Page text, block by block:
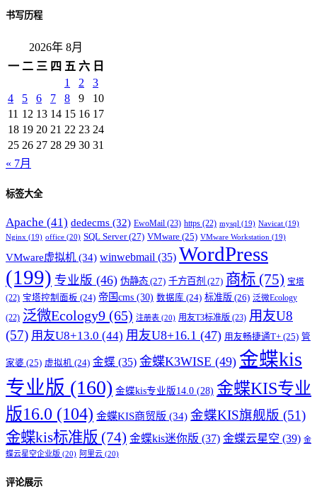
书写历程
2026年 8月
一 二 三 四 五 六 日
1
2
3
4
5 6 7 8 9
10
11 12 13 14 15 16 17
18 19 20 21 22 23 24
25 26 27 28 29 30 31
« 7月
标签大全
Apache (41) dedecms (32) EwoMail (23) https (22) mysql (19) Navicat (19)
Nginx (19) office (20) SQL Server(27) VMware (25) VMware Workstation (19)
VMware虚拟机 (34) winwebmail (35) WordPress
(199) 专业版 (46) 伪静态 (27) 千方百剂 (27) 商标 (75) 宝塔
(22) 宝塔控制面板 (24) 帝国cms (30) 数据库 (24) 标准版 (26) 泛微Ecology
(22) 泛微Ecology9 (65) 注册表 (20) 用友T3标准版 (23) 用友U8
(57) 用友U8+13.0 (44) 用友U8+16.1 (47) 用友畅捷通T+ (25) 管
家婆 (25) 虚拟机 (24) 金蝶 (35) 金蝶K3WISE (49) 金蝶kis
专业版 (160) 金蝶kis专业版14.0 (28) 金蝶KIS专业
版16.0 (104) 金蝶KIS商贸版 (34) 金蝶KIS旗舰版 (51)
金蝶kis标准版 (74) 金蝶kis迷你版 (37) 金蝶云星空 (39) 金
蝶云星空企业版 (20) 阿里云 (20)
评论展示